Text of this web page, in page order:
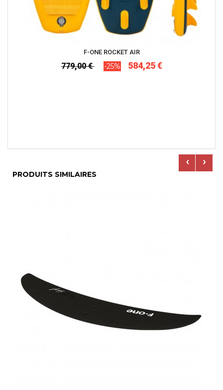
F-ONE ROCKET AIR
779,00 € -25% 584,25 €
PRODUITS SIMILAIRES
‹ ›